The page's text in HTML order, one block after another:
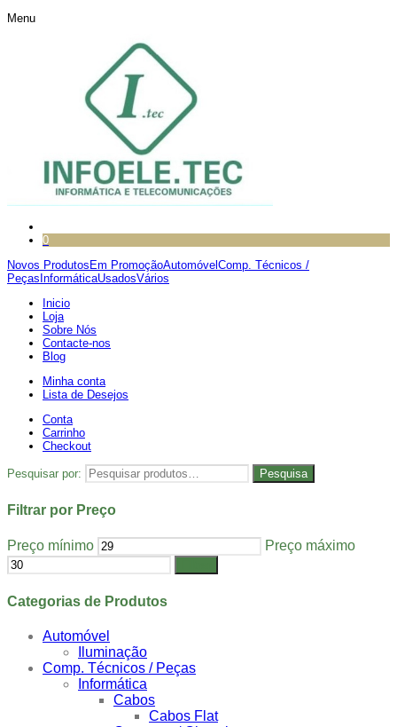
Menu
0
Novos Produtos Em PromoçãoAutomóvel Comp. Técnicos /
Peças InformáticaUsadosVários
Inicio
Loja
Sobre Nós
Contacte-nos
Blog
Minha conta
Lista de Desejos
Conta
Carrinho
Checkout
Pesquisar por: Pesquisa
Filtrar por Preço
Preço mínimo Preço máximo
Categorias de Produtos
Automóvel
Iluminação
Comp. Técnicos / Peças
Informática
Cabos
Cabos Flat